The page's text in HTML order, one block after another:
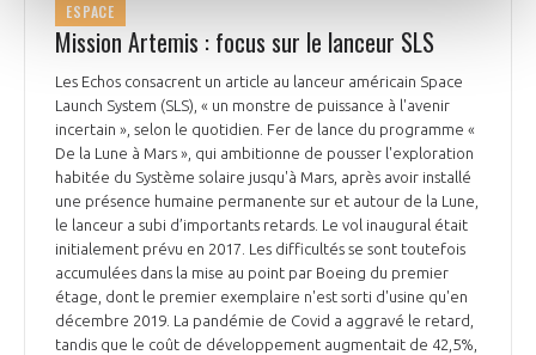
ESPACE
Mission Artemis : focus sur le lanceur SLS
Les Echos consacrent un article au lanceur américain Space
Launch System (SLS), « un monstre de puissance à l'avenir
incertain », selon le quotidien. Fer de lance du programme «
De la Lune à Mars », qui ambitionne de pousser l'exploration
habitée du Système solaire jusqu'à Mars, après avoir installé
une présence humaine permanente sur et autour de la Lune,
le lanceur a subi d’importants retards. Le vol inaugural était
initialement prévu en 2017. Les difficultés se sont toutefois
accumulées dans la mise au point par Boeing du premier
étage, dont le premier exemplaire n'est sorti d'usine qu'en
décembre 2019. La pandémie de Covid a aggravé le retard,
tandis que le coût de développement augmentait de 42,5%,